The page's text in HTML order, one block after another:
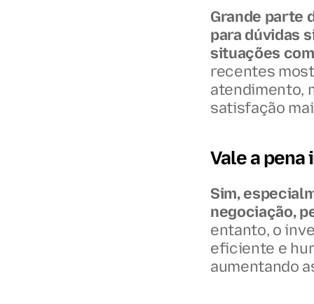
Grande parte
para dúvidas
situações
recentes
atendimento,
satisfação
Vale a
Sim,
negociação,
entanto, o
eficiente e
aumentando